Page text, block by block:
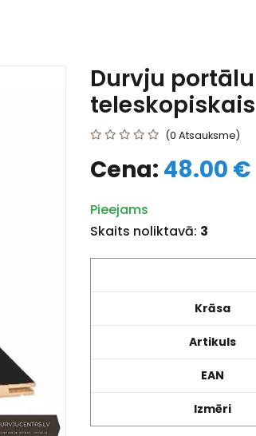
Durvju
teleskopiskais
(0 Atsauksme)
Cena: 48.00 €
Pieejams
Skaits noliktavā: 3
Krāsa
Artikuls
EAN
Izmēri